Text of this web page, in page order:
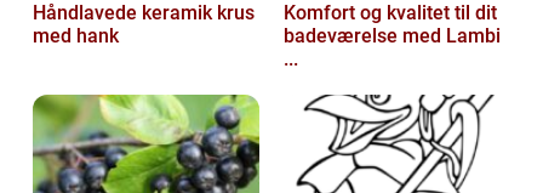
Håndlavede keramik krus
med hank
Komfort og kvalitet til dit
badeværelse med Lambi
...